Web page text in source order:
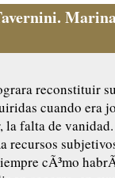
reconstituir
cuando era
falta de
recursos
cÃ³mo